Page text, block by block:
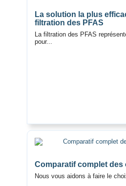
La solution la plus
filtration des PFAS
La filtration des PFAS
pour...
Comparatif complet des
Nous vous aidons à faire le